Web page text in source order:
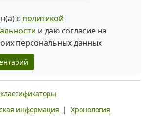
с политикой
и даю согласие на
персональных данных
информация | Хронология